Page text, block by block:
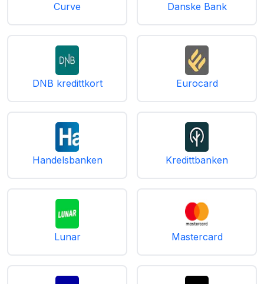
Curve Danske Bank
DNB kredittkort Eurocard
Handelsbanken Kredittbanken
Lunar Mastercard